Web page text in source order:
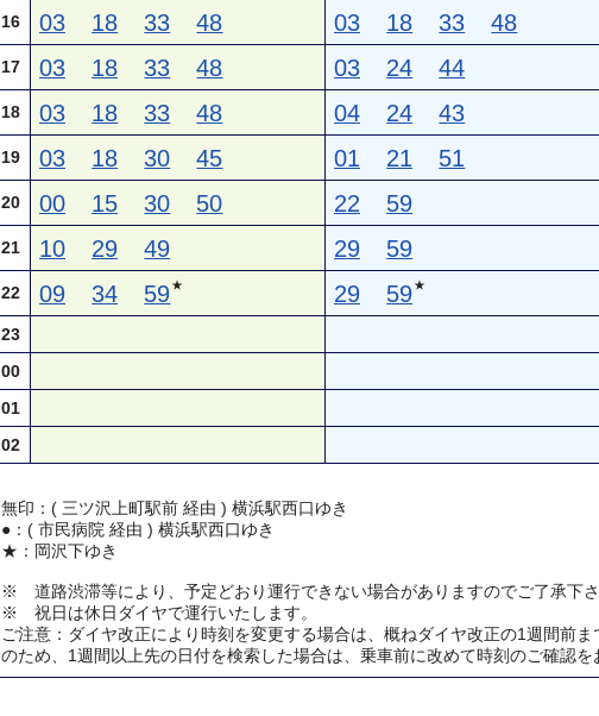
16 03 18 33 48 03 18 33 48
17 03 18 33 48 03 24 44
18 03 18 33 48 04 24 43
19 03 18 30 45 01 21 51
20 00 15 30 50 22 59
21 10 29 49 29 59
22 09 34 59★ 29 59★
23
00
01
02
無印：( 三ツ沢上町駅前 経由 ) 横浜駅西口ゆき
●：( 市民病院 経由 ) 横浜駅西口ゆき
★：岡沢下ゆき
※ 道路渋滞等により、予定どおり運行できない場合がありますのでご了承下さ
※ 祝日は休日ダイヤで運行いたします。
ご注意：ダイヤ改正により時刻を変更する場合は、概ねダイヤ改正の1週間前
のため、1週間以上先の日付を検索した場合は、乗車前に改めて時刻のご確認を